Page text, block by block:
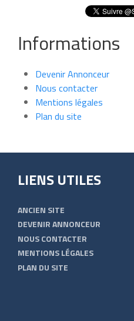
Informations
Devenir Annonceur
Nous contacter
Mentions légales
Plan du site
LIENS UTILES
ANCIEN SITE
DEVENIR ANNONCEUR
NOUS CONTACTER
MENTIONS LÉGALES
PLAN DU SITE